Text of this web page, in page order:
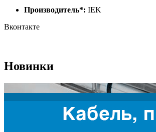
Производитель*: IEK
Вконтакте
Новинки